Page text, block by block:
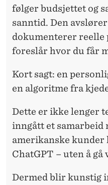
følger budsjettet og
sanntid. Den
dokumenterer
foreslår hvor du får
Kort sagt: en
en algoritme fra
Dette er ikke lenger
inngått et samarbeid
amerikanske
ChatGPT – uten å
Dermed blir kunstig